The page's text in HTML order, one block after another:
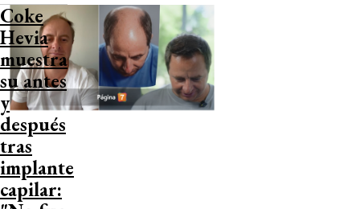
Coke
Hevia
muestra
su antes
y
después
tras
implante
capilar: